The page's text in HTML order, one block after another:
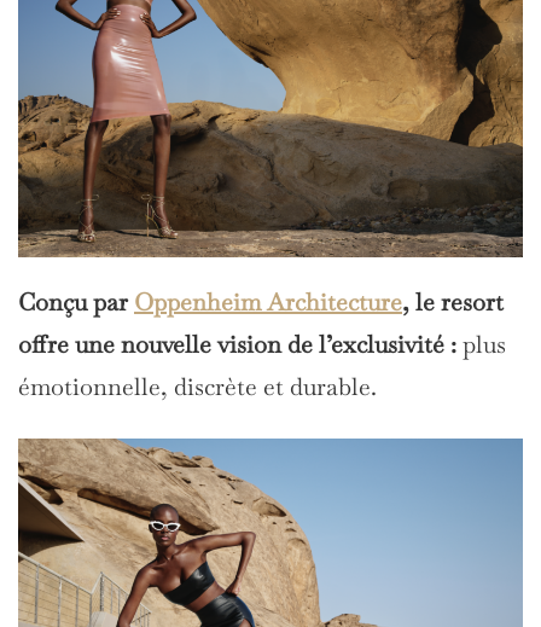
Conçu parOppenheim Architecture, le resort
offre une nouvelle vision de l’exclusivité :plus
émotionnelle, discrète et durable.